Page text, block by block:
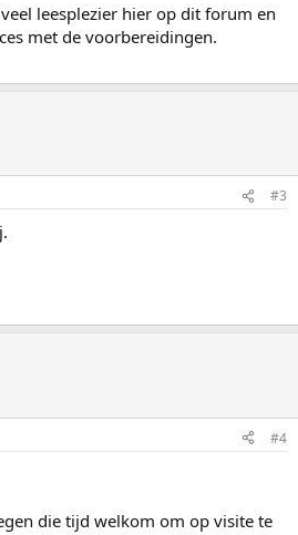
leesplezier hier op dit forum en
met de voorbereidingen.
#3
#4
die tijd welkom om op visite te